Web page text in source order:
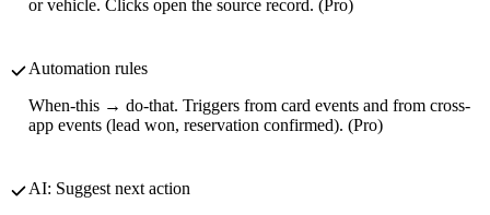
or vehicle. Clicks open the source record. (Pro)
Automation rules
When-this → do-that. Triggers from card events and from cross-
app events (lead won, reservation confirmed). (Pro)
AI: Suggest next action